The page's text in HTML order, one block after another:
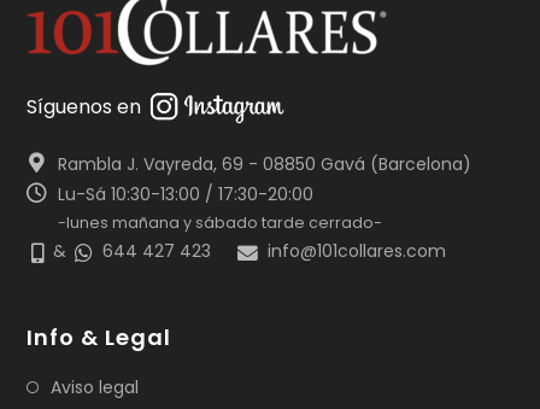
Síguenos en
Rambla J. Vayreda, 69 - 08850 Gavá (Barcelona)
Lu-Sá 10:30-13:00 / 17:30-20:00
-lunes mañana y sábado tarde cerrado-
& 644 427 423 info@101collares.com
Info & Legal
Aviso legal